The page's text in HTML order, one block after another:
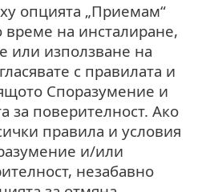
опцията „Приемам“
на инсталиране,
или използване на
с правилата и
Споразумение и
за поверителност. Ако
правила и условия
и/или
незабавно